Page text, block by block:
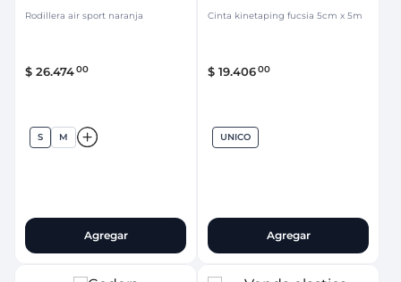
Rodillera air sport naranja
$ 26.47400
S M
Agregar
Cinta kinetaping fucsia 5cm x 5m
$ 19.40600
UNICO
Agregar